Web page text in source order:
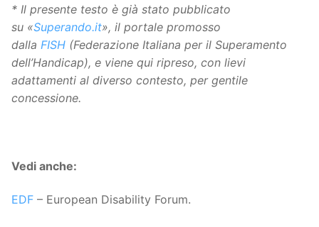
* Il presente testo è già stato pubblicato
su «Superando.it», il portale promosso
dalla FISH (Federazione Italiana per il Superamento
dell’Handicap), e viene qui ripreso, con lievi
adattamenti al diverso contesto, per gentile
concessione.
Vedi anche:
EDF – European Disability Forum.